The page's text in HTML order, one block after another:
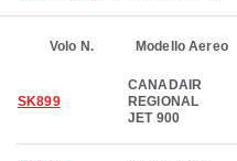
Volo N. Modello Aereo
SK899
CANADAIR
REGIONAL
JET 900